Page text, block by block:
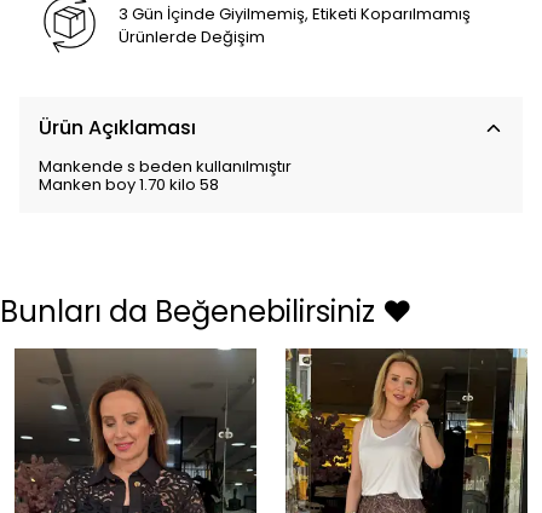
3 Gün İçinde Giyilmemiş, Etiketi Koparılmamış
Ürünlerde Değişim
Ürün Açıklaması
Mankende s beden kullanılmıştır
Manken boy 1.70 kilo 58
Bunları da Beğenebilirsiniz ❤️